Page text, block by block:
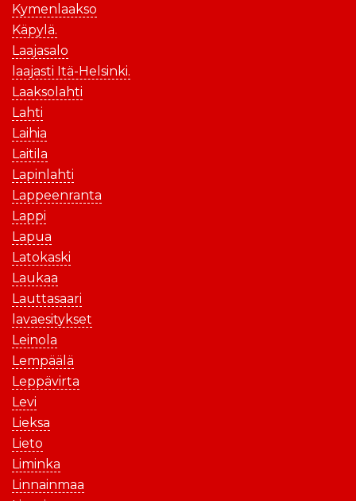
Kymenlaakso
Käpylä.
Laajasalo
laajasti Itä-Helsinki.
Laaksolahti
Lahti
Laihia
Laitila
Lapinlahti
Lappeenranta
Lappi
Lapua
Latokaski
Laukaa
Lauttasaari
lavaesitykset
Leinola
Lempäälä
Leppävirta
Levi
Lieksa
Lieto
Liminka
Linnainmaa